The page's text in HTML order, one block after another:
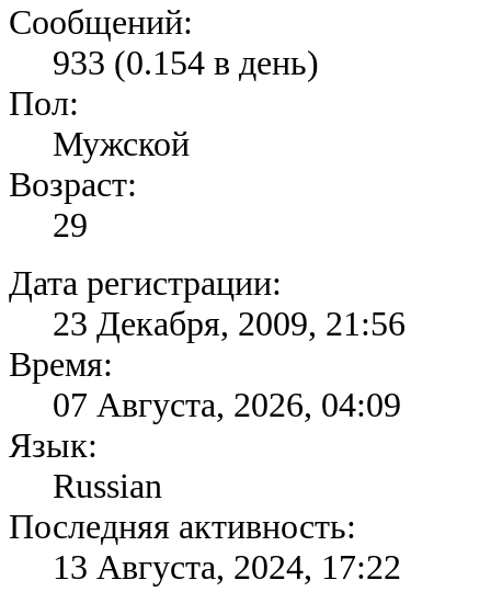
Сообщений:
933 (0.154 в день)
Пол:
Мужской
Возраст:
29
Дата регистрации:
23 Декабря, 2009, 21:56
Время:
07 Августа, 2026, 04:09
Язык:
Russian
Последняя активность:
13 Августа, 2024, 17:22